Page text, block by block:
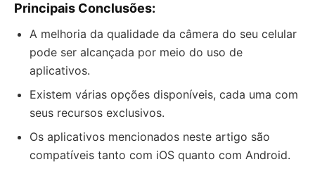
Principais Conclusões:
A melhoria da qualidade da câmera do seu celular
pode ser alcançada por meio do uso de
aplicativos.
Existem várias opções disponíveis, cada uma com
seus recursos exclusivos.
Os aplicativos mencionados neste artigo são
compatíveis tanto com iOS quanto com Android.